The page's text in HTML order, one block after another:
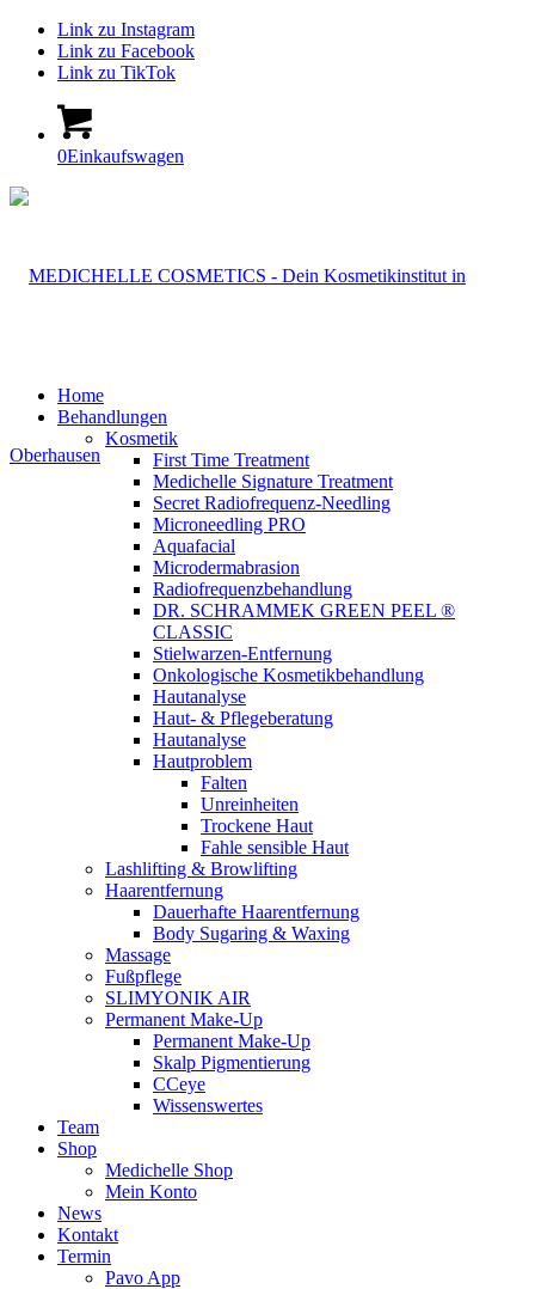
Link zu Instagram
Link zu Facebook
Link zu TikTok
0Einkaufswagen
Home
Behandlungen
Kosmetik
First Time Treatment
Medichelle Signature Treatment
Secret Radiofrequenz-Needling
Microneedling PRO
Aquafacial
Microdermabrasion
Radiofrequenzbehandlung
DR. SCHRAMMEK GREEN PEEL ®
CLASSIC
Stielwarzen-Entfernung
Onkologische Kosmetikbehandlung
Hautanalyse
Haut- & Pflegeberatung
Hautanalyse
Hautproblem
Falten
Unreinheiten
Trockene Haut
Fahle sensible Haut
Lashlifting & Browlifting
Haarentfernung
Dauerhafte Haarentfernung
Body Sugaring & Waxing
Massage
Fußpflege
SLIMYONIK AIR
Permanent Make-Up
Permanent Make-Up
Skalp Pigmentierung
CCeye
Wissenswertes
Team
Shop
Medichelle Shop
Mein Konto
News
Kontakt
Termin
Pavo App